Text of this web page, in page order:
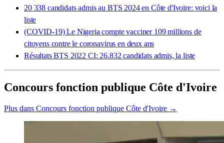
20 338 candidats admis au BTS 2024 en Côte d'Ivoire: voici la
liste
(COVID-19) Le Nigeria compte vacciner 109 millions de
citoyens contre le coronavirus en deux ans
Résultats BTS 2022 CI: 26.832 candidats admis, la liste
Concours fonction publique Côte d'Ivoire
Plus dans Concours fonction publique Côte d'Ivoire →